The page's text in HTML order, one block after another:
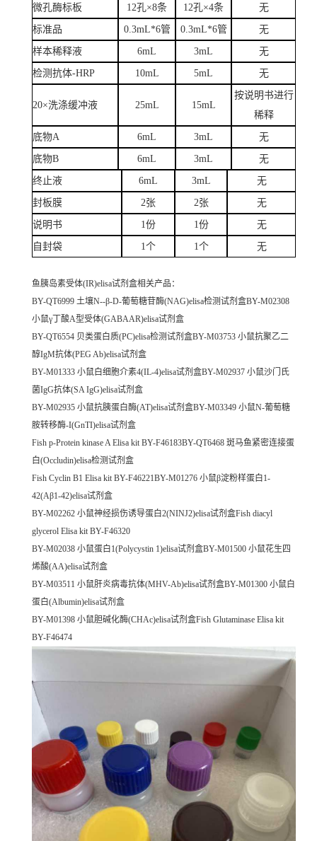
微孔酶标板 12孔×8条 12孔×4条 无
标准品 0.3mL*6管 0.3mL*6管 无
样本稀释液 6mL 3mL 无
检测抗体-HRP 10mL 5mL 无
20×洗涤缓冲液 25mL 15mL
按说明书进行
稀释
底物A 6mL 3mL 无
底物B 6mL 3mL 无
终止液 6mL 3mL 无
封板膜 2张 2张 无
说明书 1份 1份 无
自封袋 1个 1个 无
鱼胰岛素受体(IR)elisa试剂盒相关产品：
BY-QT6999 土壤N--β-D-葡萄糖苷酶(NAG)elisa检测试剂盒BY-M02308
小鼠γ丁酸A型受体(GABAAR)elisa试剂盒
BY-QT6554 贝类蛋白质(PC)elisa检测试剂盒BY-M03753 小鼠抗聚乙二
醇IgM抗体(PEG Ab)elisa试剂盒
BY-M01333 小鼠白细胞介素4(IL-4)elisa试剂盒BY-M02937 小鼠沙门氏
菌IgG抗体(SA IgG)elisa试剂盒
BY-M02935 小鼠抗胰蛋白酶(AT)elisa试剂盒BY-M03349 小鼠N-葡萄糖
胺转移酶-I(GnTI)elisa试剂盒
Fish p-Protein kinase A Elisa kit BY-F46183BY-QT6468 斑马鱼紧密连接蛋
白(Occludin)elisa检测试剂盒
Fish Cyclin B1 Elisa kit BY-F46221BY-M01276 小鼠β淀粉样蛋白1-
42(Aβ1-42)elisa试剂盒
BY-M02262 小鼠神经损伤诱导蛋白2(NINJ2)elisa试剂盒Fish diacyl
glycerol Elisa kit BY-F46320
BY-M02038 小鼠蛋白1(Polycystin 1)elisa试剂盒BY-M01500 小鼠花生四
烯酸(AA)elisa试剂盒
BY-M03511 小鼠肝炎病毒抗体(MHV-Ab)elisa试剂盒BY-M01300 小鼠白
蛋白(Albumin)elisa试剂盒
BY-M01398 小鼠胆碱化酶(CHAc)elisa试剂盒Fish Glutaminase Elisa kit
BY-F46474